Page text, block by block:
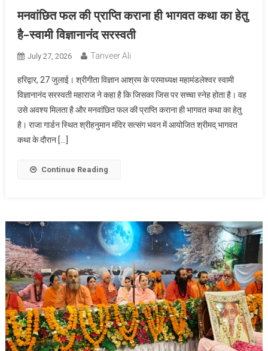
मनवांछित फल की प्राप्ति कराना ही भागवत कथा का हेतु
है-स्वामी विज्ञानानंद सरस्वती
July 27, 2026 Tanveer Ali
हरिद्वार, 27 जुलाई। श्रीगीता विज्ञान आश्रम के परमाध्यक्ष महामंडलेश्वर स्वामी
विज्ञानानंद सरस्वती महाराज ने कहा है कि जिसका जिस पर सच्चा स्नेह होता है। वह
उसे अवश्य मिलता है और मनवांछित फल की प्राप्ति कराना ही भागवत कथा का हेतु
है। राजा गार्डन स्थित श्रीहनुमान मंदिर सत्संग भवन में आयोजित श्रीमद् भागवत
कथा के दौरान […]
Continue Reading